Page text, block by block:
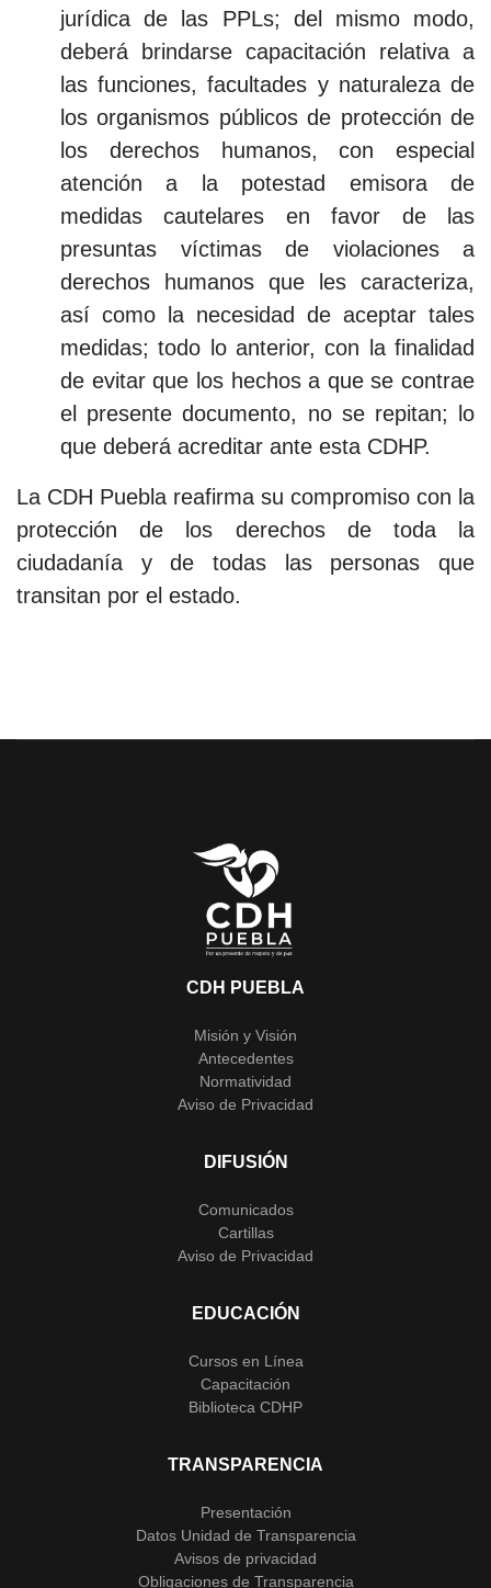
jurídica de las PPLs; del mismo modo,
deberá brindarse capacitación relativa a
las funciones, facultades y naturaleza de
los organismos públicos de protección de
los derechos humanos, con especial
atención a la potestad emisora de
medidas cautelares en favor de las
presuntas víctimas de violaciones a
derechos humanos que les caracteriza,
así como la necesidad de aceptar tales
medidas; todo lo anterior, con la finalidad
de evitar que los hechos a que se contrae
el presente documento, no se repitan; lo
que deberá acreditar ante esta CDHP.
La CDH Puebla reafirma su compromiso con la
protección de los derechos de toda la
ciudadanía y de todas las personas que
transitan por el estado.
CDH PUEBLA
Misión y Visión
Antecedentes
Normatividad
Aviso de Privacidad
DIFUSIÓN
Comunicados
Cartillas
Aviso de Privacidad
EDUCACIÓN
Cursos en Línea
Capacitación
Biblioteca CDHP
TRANSPARENCIA
Presentación
Datos Unidad de Transparencia
Avisos de privacidad
Obligaciones de Transparencia